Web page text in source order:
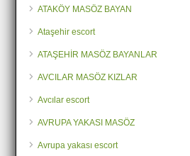
ATAKÖY MASÖZ BAYAN
Ataşehir escort
ATAŞEHİR MASÖZ BAYANLAR
AVCILAR MASÖZ KIZLAR
Avcılar escort
AVRUPA YAKASI MASÖZ
Avrupa yakası escort